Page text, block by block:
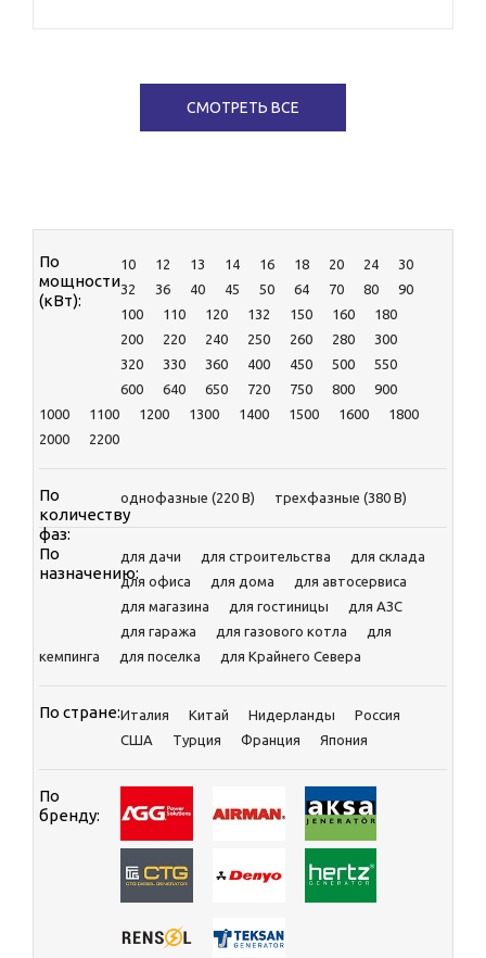
MOTOR
TEKSAN
TOYO
СМОТРЕТЬ ВСЕ
По
мощности
(кВт):
10 12 13 14 16 18 20 24
30
32
36 40 45 50 64 70 80
90
100
110 120 132 150 160
180
200
220 240 250 260 280
300
320
330 360 400 450 500
550
600
640 650 720 750 800
900
1000
1100 1200 1300 1400 1500 1600
1800
2000
2200
По
количеству
фаз:
однофазные (220 В) трехфазные (380 В)
По
назначению:
для дачи для строительства
для склада
для офиса
для дома
для автосервиса
для магазина
для гостиницы
для АЗС
для гаража
для газового котла
для
кемпинга
для поселка для Крайнего Севера
По стране:Италия Китай Нидерланды
Россия
CША
Турция Франция Япония
По
бренду: